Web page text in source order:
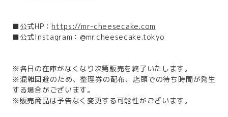
■公式HP： https://mr-cheesecake.com
■公式Instagram：@mr.cheesecake.tokyo
※各日の在庫がなくなり次第販売を終了いたします。
※混雑回避のため、整理券の配布、店頭での待ち時間が発生
する場合がございます。
※販売商品は予告なく変更する可能性がございます。